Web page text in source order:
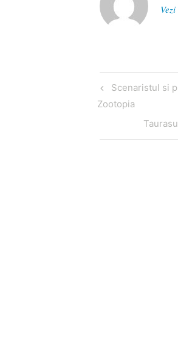
Navigare
în
articole
Articol
anterior
Scenaristul si
Zootopia
Articol
următor